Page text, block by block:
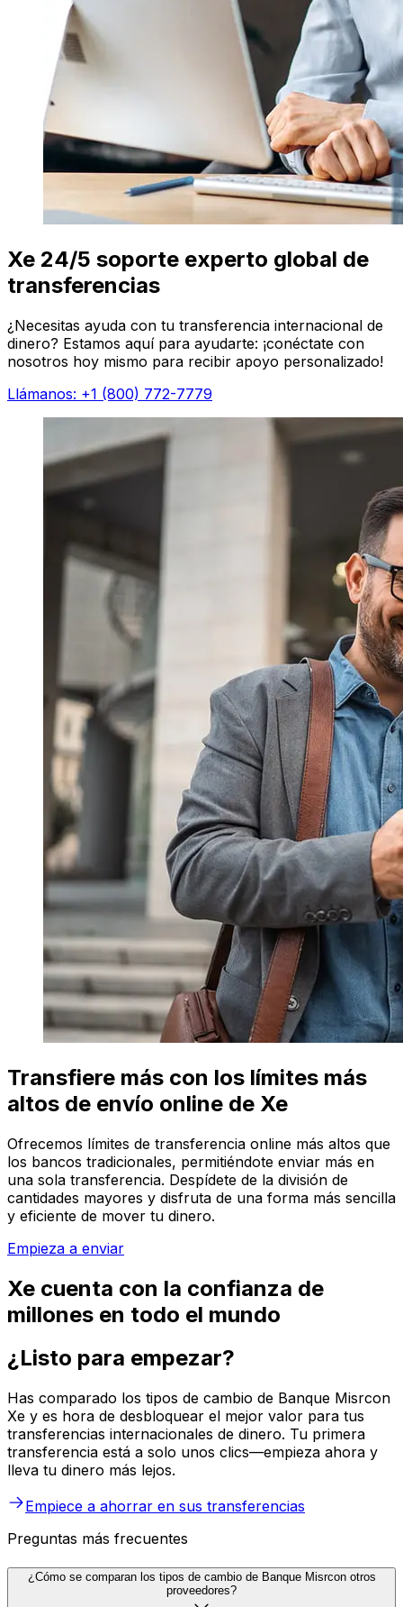
Xe 24/5 soporte experto global de
transferencias
¿Necesitas ayuda con tu transferencia internacional de
dinero? Estamos aquí para ayudarte: ¡conéctate con
nosotros hoy mismo para recibir apoyo personalizado!
Llámanos: +1 (800) 772-7779
Transfiere más con los límites más
altos de envío online de Xe
Ofrecemos límites de transferencia online más altos que
los bancos tradicionales, permitiéndote enviar más en
una sola transferencia. Despídete de la división de
cantidades mayores y disfruta de una forma más sencilla
y eficiente de mover tu dinero.
Empieza a enviar
Xe cuenta con la confianza de
millones en todo el mundo
¿Listo para empezar?
Has comparado los tipos de cambio de Banque Misrcon
Xe y es hora de desbloquear el mejor valor para tus
transferencias internacionales de dinero. Tu primera
transferencia está a solo unos clics—empieza ahora y
lleva tu dinero más lejos.
Empiece a ahorrar en sus transferencias
Preguntas más frecuentes
¿Cómo se comparan los tipos de cambio de Banque Misrcon otros
proveedores?